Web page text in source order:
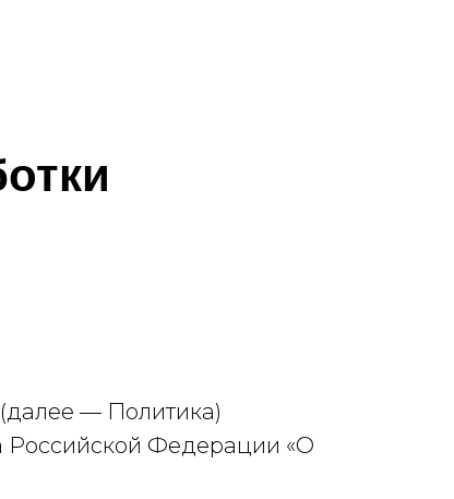
— Политика)
Российской Федерации «О